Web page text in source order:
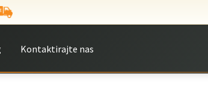
Kontaktirajte nas